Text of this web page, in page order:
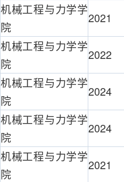
机械工程与力学学
院
2021
机械工程与力学学
院
2022
机械工程与力学学
院
2024
机械工程与力学学
院
2024
机械工程与力学学
院
2021